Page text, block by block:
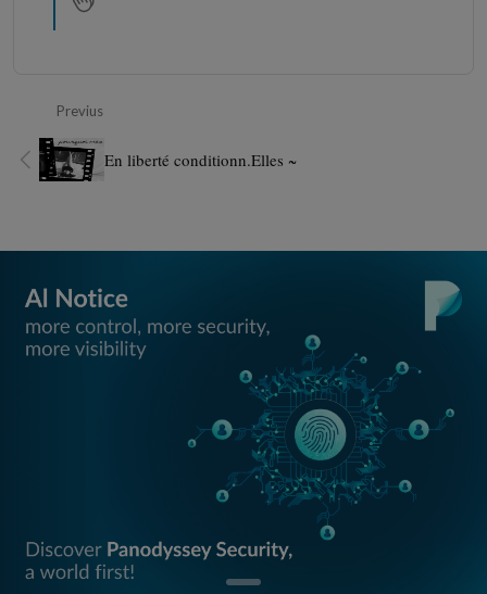
Previus
En liberté conditionn.Elles ~